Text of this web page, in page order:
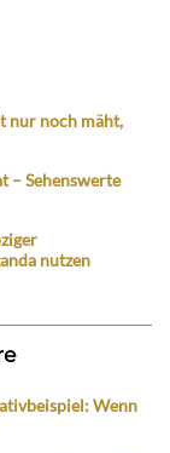
nur noch mäht,
– Sehenswerte
nutzen
Wenn